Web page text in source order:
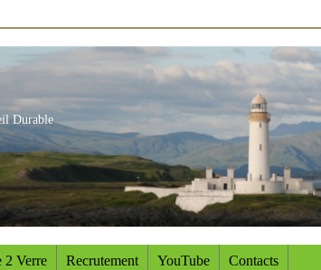
Durable
2 Verre Recrutement YouTube Contacts